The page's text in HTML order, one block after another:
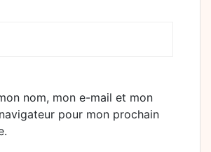
nom, mon e-mail et mon
pour mon prochain